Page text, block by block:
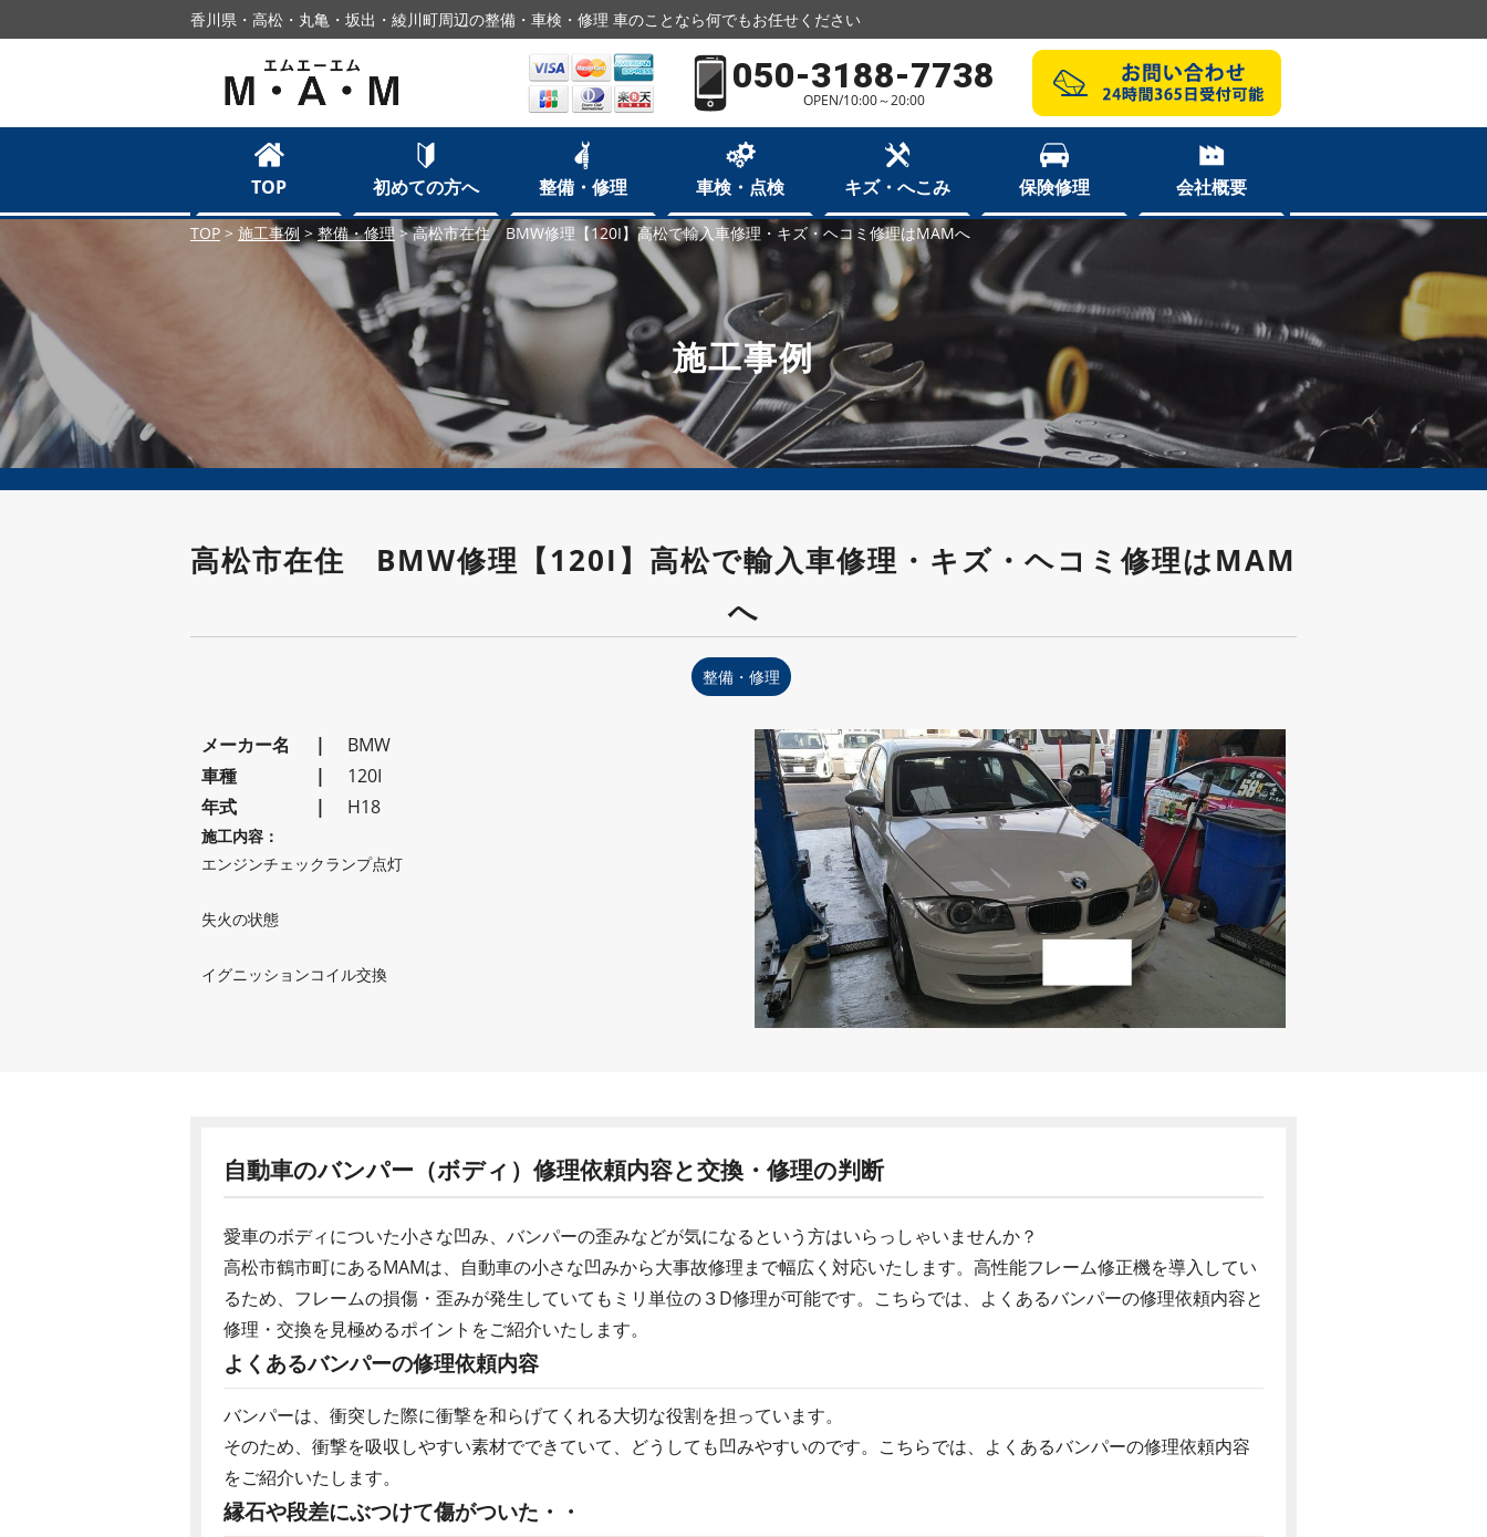
香川県・高松・丸亀・坂出・綾川町周辺の整備・車検・修理 車のことなら何でもお任せください
050-3188-7738
OPEN/10:00～20:00
TOP 初めての方へ 整備・修理 車検・点検 キズ・へこみ 保険修理 会社概要
TOP > 施工事例 > 整備・修理 >高松市在住 BMW修理【120I】高松で輸入車修理・キズ・ヘコミ修理はMAMへ
施工事例
高松市在住 BMW修理【120I】高松で輸入車修理・キズ・ヘコミ修理はMAM
へ
整備・修理
メーカー名
BMW
車種
120I
年式
H18
施工内容：
エンジンチェックランプ点灯
失火の状態
イグニッションコイル交換
自動車のバンパー（ボディ）修理依頼内容と交換・修理の判断
愛車のボディについた小さな凹み、バンパーの歪みなどが気になるという方はいらっしゃいませんか？
高松市鶴市町にあるMAMは、自動車の小さな凹みから大事故修理まで幅広く対応いたします。高性能フレーム修正機を導入してい
るため、フレームの損傷・歪みが発生していてもミリ単位の３D修理が可能です。こちらでは、よくあるバンパーの修理依頼内容と
修理・交換を見極めるポイントをご紹介いたします。
よくあるバンパーの修理依頼内容
バンパーは、衝突した際に衝撃を和らげてくれる大切な役割を担っています。
そのため、衝撃を吸収しやすい素材でできていて、どうしても凹みやすいのです。こちらでは、よくあるバンパーの修理依頼内容
をご紹介いたします。
縁石や段差にぶつけて傷がついた・・